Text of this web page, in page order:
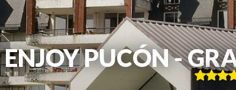
ENJOY PUCÓN -